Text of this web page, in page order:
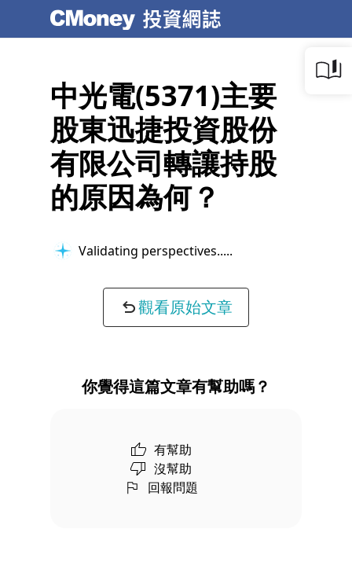
中光電(5371)主要
股東迅捷投資股份
有限公司轉讓持股
的原因為何？
Validating perspectives...
觀看原始文章
你覺得這篇文章有幫助嗎？
有幫助
沒幫助
回報問題